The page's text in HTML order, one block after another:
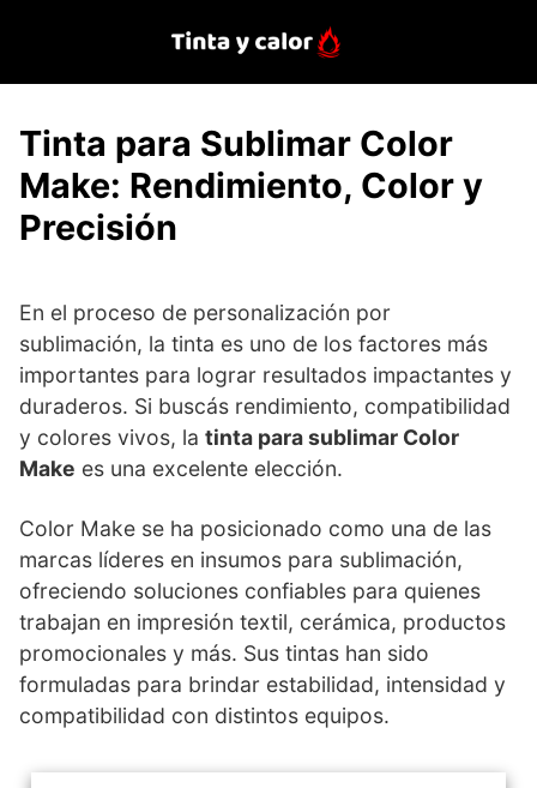
Tinta para Sublimar Color
Make: Rendimiento, Color y
Precisión
En el proceso de personalización por
sublimación, la tinta es uno de los factores más
importantes para lograr resultados impactantes y
duraderos. Si buscás rendimiento, compatibilidad
y colores vivos, la tinta para sublimar Color
Make es una excelente elección.
Color Make se ha posicionado como una de las
marcas líderes en insumos para sublimación,
ofreciendo soluciones confiables para quienes
trabajan en impresión textil, cerámica, productos
promocionales y más. Sus tintas han sido
formuladas para brindar estabilidad, intensidad y
compatibilidad con distintos equipos.